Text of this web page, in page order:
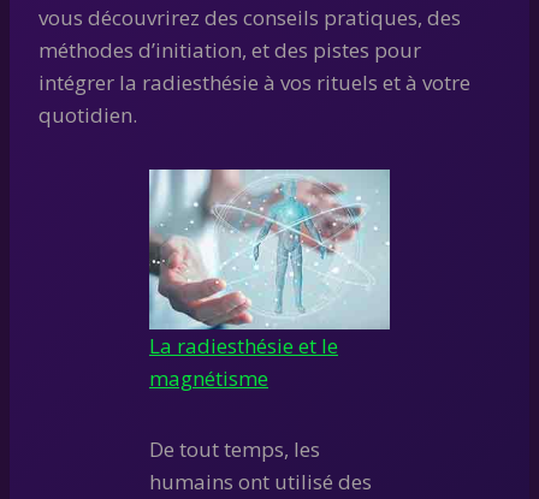
vous découvrirez des conseils pratiques, des
méthodes d’initiation, et des pistes pour
intégrer la radiesthésie à vos rituels et à votre
quotidien.
La radiesthésie et le
magnétisme
De tout temps, les
humains ont utilisé des